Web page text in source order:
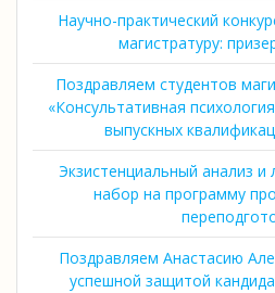
Научно-практический
магистратуру:
Поздравляем студентов
«Консультативная
выпускных
Экзистенциальный анализ и
набор на программу
Поздравляем Анастасию
успешной защитой